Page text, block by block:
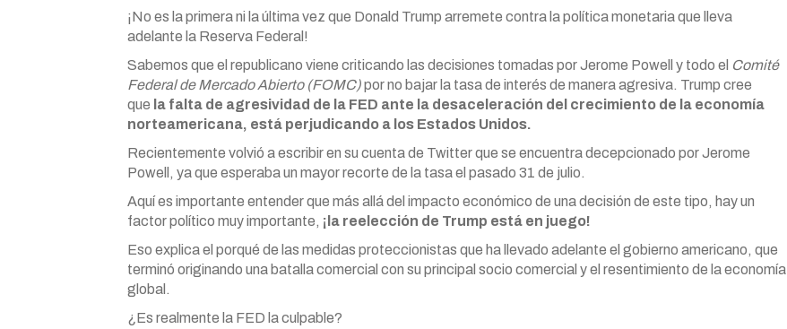
¡No es la primera ni la última vez que Donald Trump arremete contra la política monetaria que lleva
adelante la Reserva Federal!
Sabemos que el republicano viene criticando las decisiones tomadas por Jerome Powell y todo el Comité
Federal de Mercado Abierto (FOMC)por no bajar la tasa de interés de manera agresiva. Trump cree
que la falta de agresividad de la FED ante la desaceleración del crecimiento de la economía
norteamericana, está perjudicando a los Estados Unidos.
Recientemente volvió a escribir en su cuenta de Twitter que se encuentra decepcionado por Jerome
Powell, ya que esperaba un mayor recorte de la tasa el pasado 31 de julio.
Aquí es importante entender que más allá del impacto económico de una decisión de este tipo, hay un
factor político muy importante, ¡la reelección de Trump está en juego!
Eso explica el porqué de las medidas proteccionistas que ha llevado adelante el gobierno americano, que
terminó originando una batalla comercial con su principal socio comercial y el resentimiento de la economía
global.
¿Es realmente la FED la culpable?